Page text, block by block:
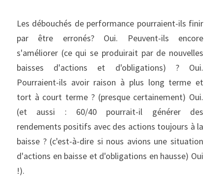
Les débouchés de performance pourraient-ils finir
par être erronés? Oui. Peuvent-ils encore
s'améliorer (ce qui se produirait par de nouvelles
baisses d'actions et d'obligations) ? Oui.
Pourraient-ils avoir raison à plus long terme et
tort à court terme ? (presque certainement) Oui.
(et aussi : 60/40 pourrait-il générer des
rendements positifs avec des actions toujours à la
baisse ? (c'est-à-dire si nous avions une situation
d'actions en baisse et d'obligations en hausse) Oui
!).